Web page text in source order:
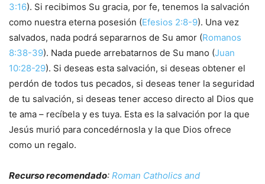
3:16). Si recibimos Su gracia, por fe, tenemos la salvación
como nuestra eterna posesión (Efesios 2:8-9). Una vez
salvados, nada podrá separarnos de Su amor (Romanos
8:38-39). Nada puede arrebatarnos de Su mano (Juan
10:28-29). Si deseas esta salvación, si deseas obtener el
perdón de todos tus pecados, si deseas tener la seguridad
de tu salvación, si deseas tener acceso directo al Dios que
te ama – recíbela y es tuya. Esta es la salvación por la que
Jesús murió para concedérnosla y la que Dios ofrece
como un regalo.
Recurso recomendado: Roman Catholics and